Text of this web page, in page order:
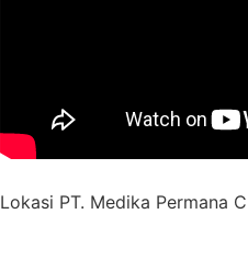
Lokasi PT. Medika Permana